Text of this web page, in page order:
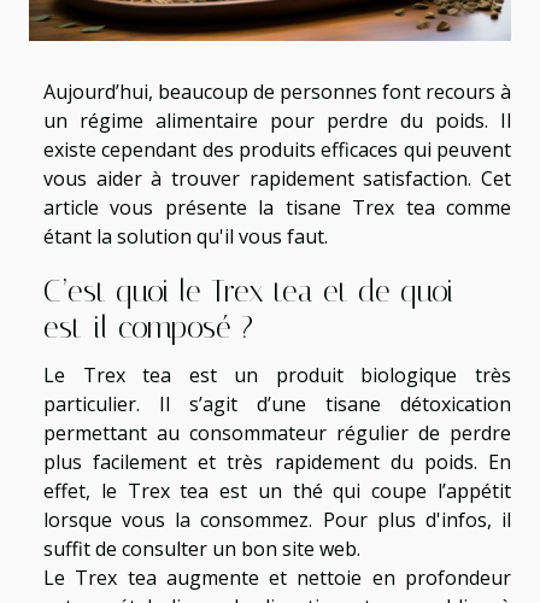
Aujourd’hui, beaucoup de personnes font recours à
un régime alimentaire pour perdre du poids. Il
existe cependant des produits efficaces qui peuvent
vous aider à trouver rapidement satisfaction. Cet
article vous présente la tisane Trex tea comme
étant la solution qu'il vous faut.
C’est quoi le Trex tea et de quoi
est-il composé ?
Le Trex tea est un produit biologique très
particulier. Il s’agit d’une tisane détoxication
permettant au consommateur régulier de perdre
plus facilement et très rapidement du poids. En
effet, le Trex tea est un thé qui coupe l’appétit
lorsque vous la consommez. Pour plus d'infos, il
suffit de consulter un bon site web.
Le Trex tea augmente et nettoie en profondeur